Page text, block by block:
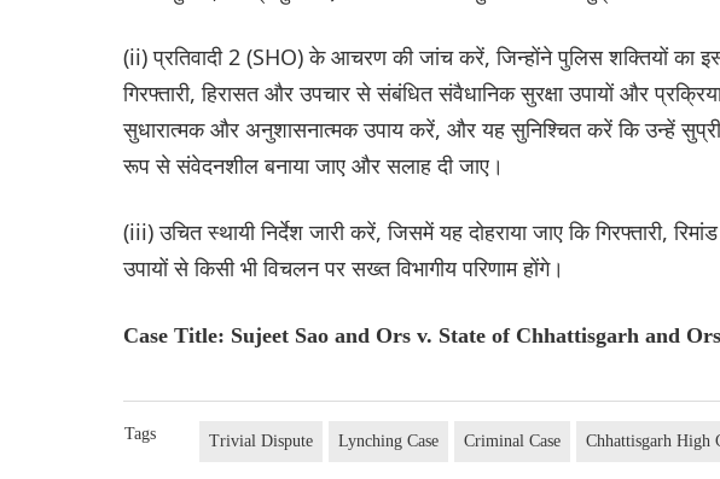
(ii) प्रतिवादी 2 (SHO) के आचरण की जांच करें, जिन्होंने पुलिस शक्तियों का
गिरफ्तारी, हिरासत और उपचार से संबंधित संवैधानिक सुरक्षा उपायों और
सुधारात्मक और अनुशासनात्मक उपाय करें, और यह सुनिश्चित करें कि उन्हें
रूप से संवेदनशील बनाया जाए और सलाह दी जाए।
(iii) उचित स्थायी निर्देश जारी करें, जिसमें यह दोहराया जाए कि गिरफ्तारी,
उपायों से किसी भी विचलन पर सख्त विभागीय परिणाम होंगे।
Case Title: Sujeet Sao and Ors v. State of Chhattisgarh and Ors
Tags Trivial Dispute Lynching Case Criminal Case Chhattisgarh High